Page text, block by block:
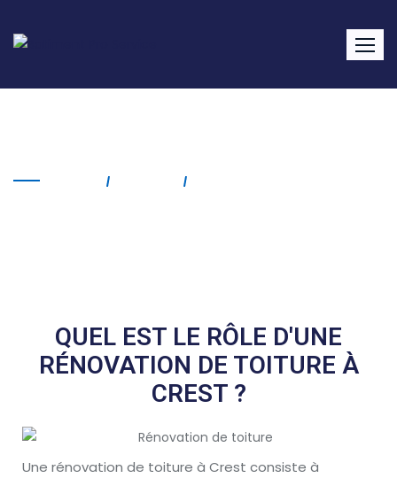
QUEL EST LE RÔLE D'UNE
RÉNOVATION DE TOITURE À
CREST ?
Une rénovation de toiture à Crest consiste à